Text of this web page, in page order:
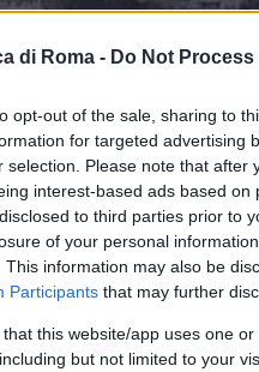
di Roma - Do Not
opt-out of the sale, sharing to
for targeted advertising
selection. Please note that
interest-based ads based
to third parties prior to
of your personal
This information may also be
Participants that may further
that this website/app uses one
but not limited to your